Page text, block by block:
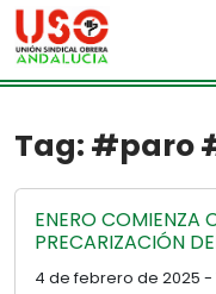
Skip to main content
Tag: #paro
ENERO COMIENZA
PRECARIZACIÓN
4 de febrero de 2025 -